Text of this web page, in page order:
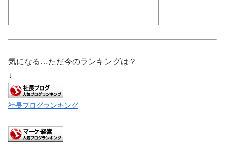
気になる…ただ今のランキングは？
↓
社長ブログランキング